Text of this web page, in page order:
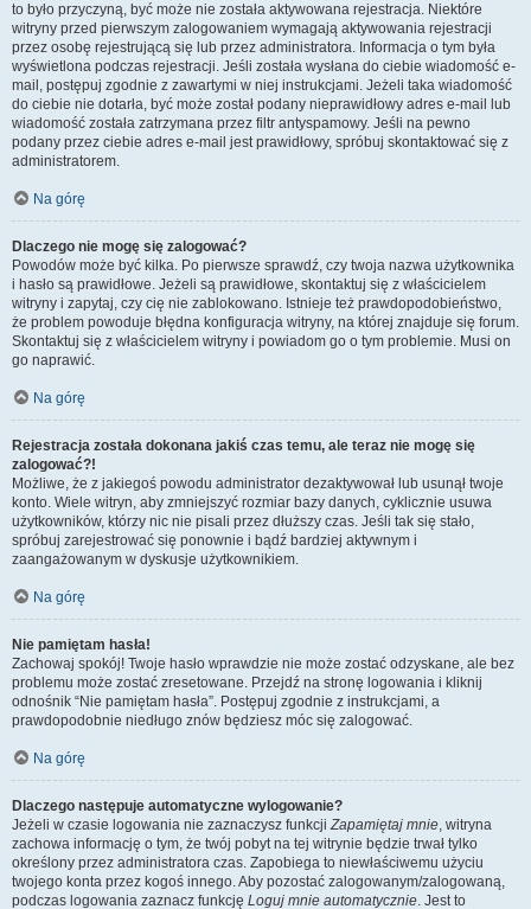
to było przyczyną, być może nie została aktywowana rejestracja. Niektóre
witryny przed pierwszym zalogowaniem wymagają aktywowania rejestracji
przez osobę rejestrującą się lub przez administratora. Informacja o tym była
wyświetlona podczas rejestracji. Jeśli została wysłana do ciebie wiadomość e-
mail, postępuj zgodnie z zawartymi w niej instrukcjami. Jeżeli taka wiadomość
do ciebie nie dotarła, być może został podany nieprawidłowy adres e-mail lub
wiadomość została zatrzymana przez filtr antyspamowy. Jeśli na pewno
podany przez ciebie adres e-mail jest prawidłowy, spróbuj skontaktować się z
administratorem.
Na górę
Dlaczego nie mogę się zalogować?
Powodów może być kilka. Po pierwsze sprawdź, czy twoja nazwa użytkownika
i hasło są prawidłowe. Jeżeli są prawidłowe, skontaktuj się z właścicielem
witryny i zapytaj, czy cię nie zablokowano. Istnieje też prawdopodobieństwo,
że problem powoduje błędna konfiguracja witryny, na której znajduje się forum.
Skontaktuj się z właścicielem witryny i powiadom go o tym problemie. Musi on
go naprawić.
Na górę
Rejestracja została dokonana jakiś czas temu, ale teraz nie mogę się
zalogować?!
Możliwe, że z jakiegoś powodu administrator dezaktywował lub usunął twoje
konto. Wiele witryn, aby zmniejszyć rozmiar bazy danych, cyklicznie usuwa
użytkowników, którzy nic nie pisali przez dłuższy czas. Jeśli tak się stało,
spróbuj zarejestrować się ponownie i bądź bardziej aktywnym i
zaangażowanym w dyskusje użytkownikiem.
Na górę
Nie pamiętam hasła!
Zachowaj spokój! Twoje hasło wprawdzie nie może zostać odzyskane, ale bez
problemu może zostać zresetowane. Przejdź na stronę logowania i kliknij
odnośnik “Nie pamiętam hasła”. Postępuj zgodnie z instrukcjami, a
prawdopodobnie niedługo znów będziesz móc się zalogować.
Na górę
Dlaczego następuje automatyczne wylogowanie?
Jeżeli w czasie logowania nie zaznaczysz funkcjiZapamiętaj mnie, witryna
zachowa informację o tym, że twój pobyt na tej witrynie będzie trwał tylko
określony przez administratora czas. Zapobiega to niewłaściwemu użyciu
twojego konta przez kogoś innego. Aby pozostać zalogowanym/zalogowaną,
podczas logowania zaznacz funkcję Loguj mnie automatycznie. Jest to